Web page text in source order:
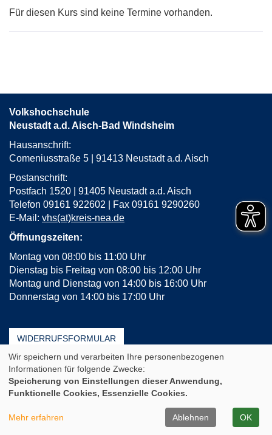
Karte
Emsk.,
öffnen
Für diesen Kurs sind keine Termine vorhanden.
Volkshochschule
Neustadt a.d. Aisch-Bad Windsheim
Hausanschrift:
Comeniusstraße 5 | 91413 Neustadt a.d. Aisch
Postanschrift:
Postfach 1520 | 91405 Neustadt a.d. Aisch
Telefon 09161 922602 | Fax 09161 9290260
E-Mail: vhs(at)kreis-nea.de
Öffnungszeiten:
Montag von 08:00 bis 11:00 Uhr
Dienstag bis Freitag von 08:00 bis 12:00 Uhr
Montag und Dienstag von 14:00 bis 16:00 Uhr
Donnerstag von 14:00 bis 17:00 Uhr
WIDERRUFSFORMULAR
AGB Impressum
Erklärung zur Barrierefreiheit
Häufige Fragen (FAQ)
Datenschutz
Cookie Einstellungen
Kontrast
Wir speichern und verarbeiten Ihre personenbezogenen
Informationen für folgende Zwecke:
Speicherung von Einstellungen dieser Anwendung,
Funktionelle Cookies, Essenzielle Cookies.
Mehr erfahren Ablehnen OK